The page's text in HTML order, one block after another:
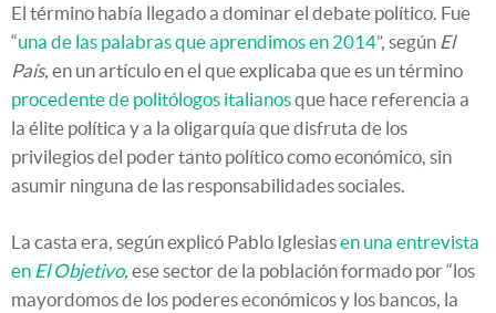
El término había llegado a dominar el debate político. Fue
“una de las palabras que aprendimos en 2014”, según El
País, en un artículo en el que explicaba que es un término
procedente de politólogos italianosque hace referencia a
la élite política y a la oligarquía que disfruta de los
privilegios del poder tanto político como económico, sin
asumir ninguna de las responsabilidades sociales.
La casta era, según explicó Pablo Iglesiasen una entrevista
en El Objetivo, ese sector de la población formado por “los
mayordomos de los poderes económicos y los bancos, la